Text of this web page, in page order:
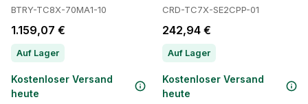
BTRY-TC8X-70MA1-10
1.159,07 €
Auf Lager
Kostenloser Versand
heute
CRD-TC7X-SE2CPP-01
242,94 €
Auf Lager
Kostenloser Versand
heute